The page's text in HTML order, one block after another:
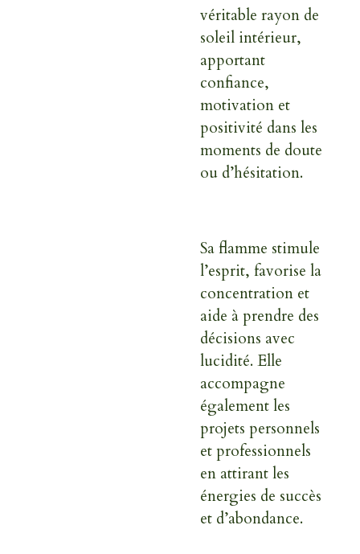
véritable rayon de
soleil intérieur,
apportant
confiance,
motivation et
positivité dans les
moments de doute
ou d’hésitation.
Sa flamme stimule
l’esprit, favorise la
concentration et
aide à prendre des
décisions avec
lucidité. Elle
accompagne
également les
projets personnels
et professionnels
en attirant les
énergies de succès
et d’abondance.